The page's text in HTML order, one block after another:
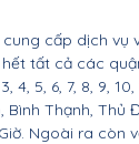
cung cấp dịch
tất cả các
4, 5, 6, 7, 8, 9,
Bình Thạnh, Thủ
Ngoài ra còn